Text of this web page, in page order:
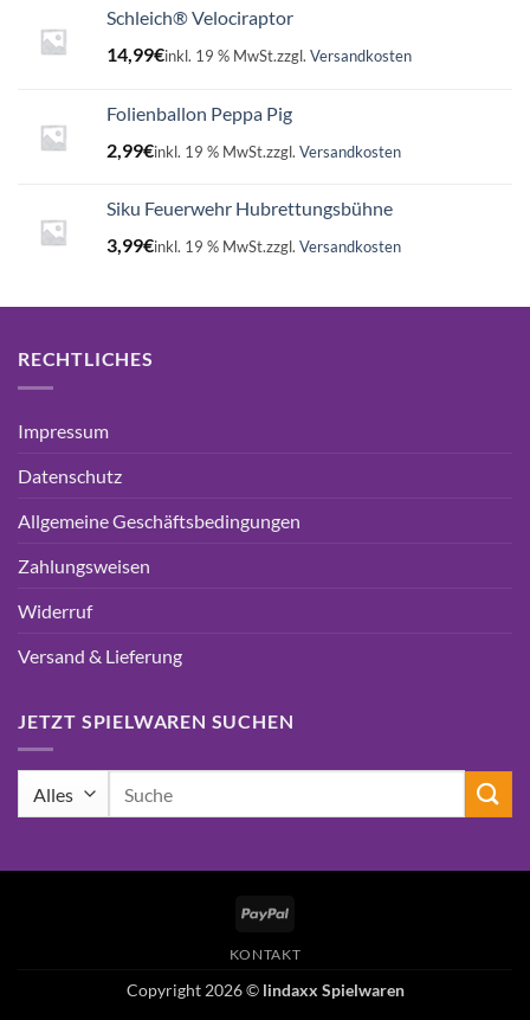
Schleich® Velociraptor
14,99€inkl. 19 % MwSt.zzgl. Versandkosten
Folienballon Peppa Pig
2,99€inkl. 19 % MwSt.zzgl. Versandkosten
Siku Feuerwehr Hubrettungsbühne
3,99€inkl. 19 % MwSt.zzgl. Versandkosten
RECHTLICHES
Impressum
Datenschutz
Allgemeine Geschäftsbedingungen
Zahlungsweisen
Widerruf
Versand & Lieferung
JETZT SPIELWAREN SUCHEN
PayPal
KONTAKT
Copyright 2026 © lindaxx Spielwaren